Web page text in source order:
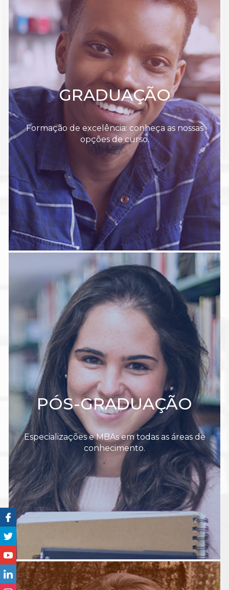
GRADUAÇÃO
Formação de excelência: conheça as nossas
opções de curso.
PÓS-GRADUAÇÃO
Especializações e MBAs em todas as áreas de
conhecimento.